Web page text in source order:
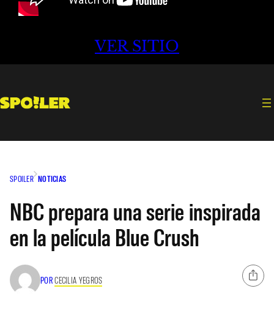
VER SITIO
SPOILER NOTICIAS
NBC prepara una serie inspirada
en la película Blue Crush
PORCECILIA YEGROS